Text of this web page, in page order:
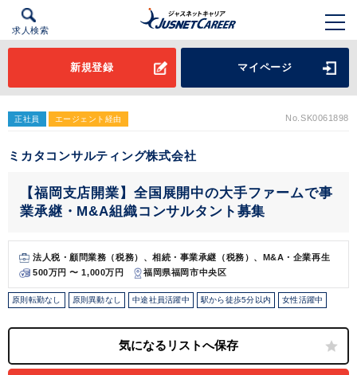
求人検索
新規登録 マイページ
正社員 エージェント経由 No.SK0061898
ミカタコンサルティング株式会社
【福岡支店開業】全国展開中の大手ファームで事
業承継・M&A組織コンサルタント募集
法人税・顧問業務（税務）、相続・事業承継（税務）、M&A・企業再生
500万円 〜 1,000万円
福岡県福岡市中央区
原則転勤なし 原則異動なし 中途社員活躍中 駅から徒歩5分以内 女性活躍中